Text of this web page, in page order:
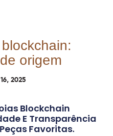
origem
2025
Blockchain
E Transparência
Favoritas.